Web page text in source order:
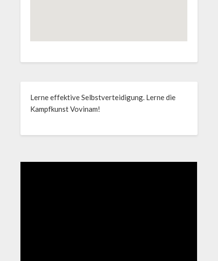
Lerne effektive Selbstverteidigung. Lerne die
Kampfkunst Vovinam!